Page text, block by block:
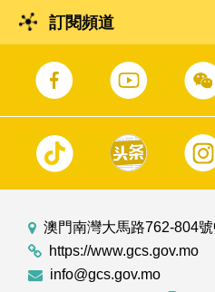
訂閱頻道
澳門南灣大馬路762-804
https://www.gcs.gov.mo
info@gcs.gov.mo